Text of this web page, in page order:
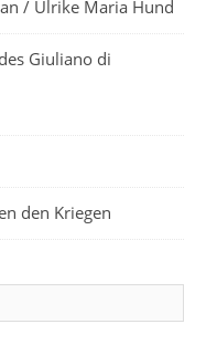
/ Ulrike Maria Hund
Giuliano di
den Kriegen